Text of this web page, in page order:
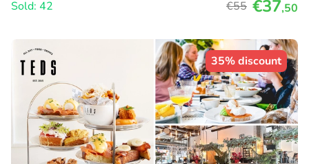
Sold: 42
€55 €37,50
35% discount